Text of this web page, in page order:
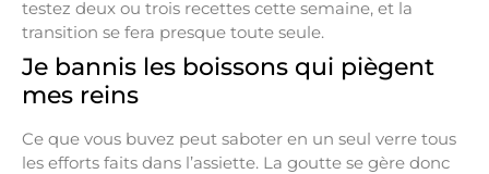
testez deux ou trois recettes cette semaine, et la
transition se fera presque toute seule.
Je bannis les boissons qui piègent
mes reins
Ce que vous buvez peut saboter en un seul verre tous
les efforts faits dans l’assiette. La goutte se gère donc